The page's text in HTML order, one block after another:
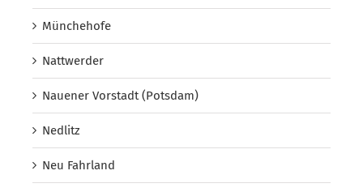
Münchehofe
Nattwerder
Nauener Vorstadt (Potsdam)
Nedlitz
Neu Fahrland